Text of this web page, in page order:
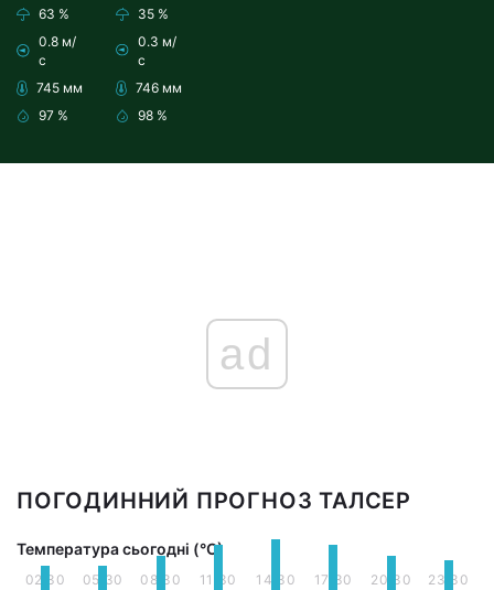
63 %
0.8 м/
с
745 мм
97 %
35 %
0.3 м/
с
746 мм
98 %
ad
ПОГОДИННИЙ ПРОГНОЗ ТАЛСЕР
Температура сьогодні (°С)
02:30 05:30 08:30 11:30 14:30 17:30 20:30 23:30